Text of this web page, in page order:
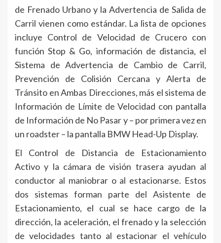
de Frenado Urbano y la Advertencia de Salida de
Carril vienen como estándar. La lista de opciones
incluye Control de Velocidad de Crucero con
función Stop & Go, información de distancia, el
Sistema de Advertencia de Cambio de Carril,
Prevención de Colisión Cercana y Alerta de
Tránsito en Ambas Direcciones, más el sistema de
Información de Límite de Velocidad con pantalla
de Información de No Pasar y – por primera vez en
un roadster – la pantalla BMW Head-Up Display.
El Control de Distancia de Estacionamiento
Activo y la cámara de visión trasera ayudan al
conductor al maniobrar o al estacionarse. Estos
dos sistemas forman parte del Asistente de
Estacionamiento, el cual se hace cargo de la
dirección, la aceleración, el frenado y la selección
de velocidades tanto al estacionar el vehículo